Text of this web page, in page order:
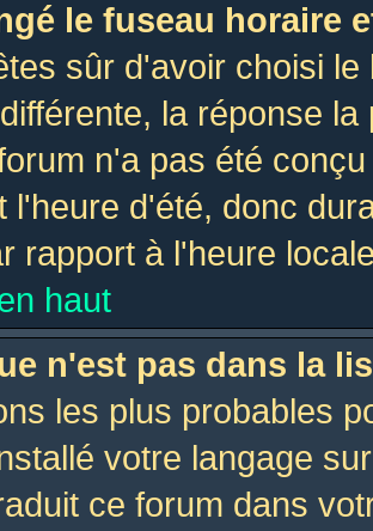
le fuseau horaire
sûr d'avoir choisi
la réponse
n'a pas été
l'heure d'été, donc
rapport à l'heure
haut
n'est pas dans la
les plus probables
votre langage
ce forum dans